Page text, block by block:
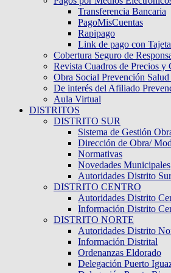
Transferencia Bancaria
PagoMisCuentas
Rapipago
Link de pago con
Cobertura Seguro de
Revista Cuadros de Precios y
Obra Social Prevención
De interés del Afiliado
Aula Virtual
DISTRITOS
DISTRITO SUR
Sistema de Gestión
Dirección de Obra/
Normativas
Novedades Municipales
Autoridades Distrito
DISTRITO CENTRO
Autoridades Distrito
Información Distrito
DISTRITO NORTE
Autoridades Distrito
Información Distrital
Ordenanzas Eldorado
Delegación Puerto